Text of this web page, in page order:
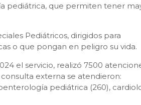
pediátrica, que permiten tener
Pediátricos, dirigidos para
o que pongan en peligro su vida.
el servicio, realizó 7500
externa se atendieron:
pediátrica (260),